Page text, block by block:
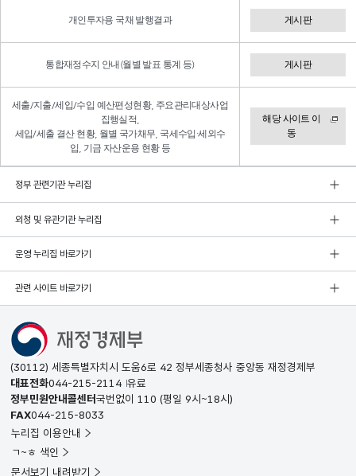
개인투자용 국채 발행결과 게시판
통합재정수지 안내(월별 발표 통계 등) 게시판
세출/지출/세입/수입 예산편성현황, 주요관리대상사업
집행실적,
세입/세출 결산 현황, 월별 국가채무, 국세수입·세외수
입, 기금 자산운용 현황 등
해당 사이트 이
동
정부 관련기관 누리집
외청 및 유관기관 누리집
운영 누리집 바로가기
관련 사이트 바로가기
(30112) 세종특별자치시 도움6로 42 정부세종청사 중앙동 재정경제부
대표전화044-215-2114 유료
정부민원안내콜센터국번없이 110 (평일 9시~18시)
FAX044-215-8033
누리집 이용안내
ㄱ~ㅎ 색인
문서보기 내려받기